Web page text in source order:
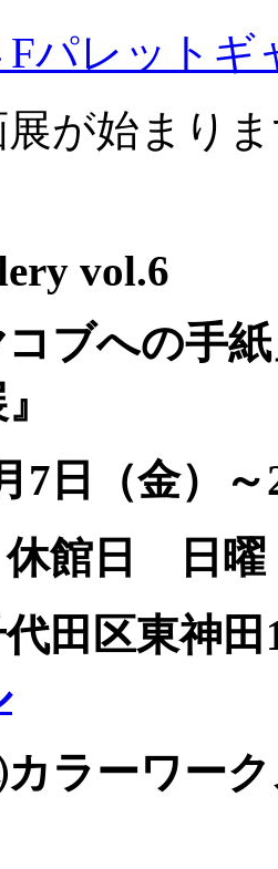
Fパレットギ
が始まり
vol.6
コブへの手
（金）～
日曜・
区東神
ラーワー